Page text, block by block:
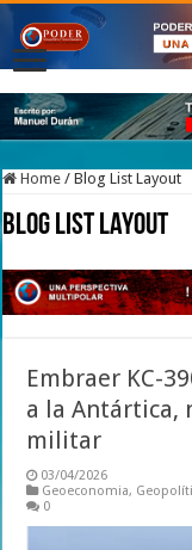
Home / Blog List Layout
Blog List Layout
Embraer KC-
a la Antártica,
militar
03/04/2026
Geoeconomia,
0